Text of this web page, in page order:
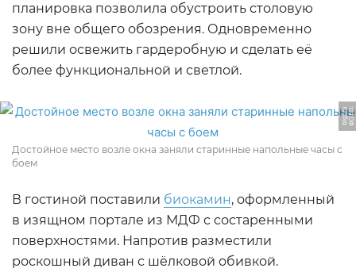
планировка позволила обустроить столовую
зону вне общего обозрения. Одновременно
решили освежить гардеробную и сделать её
более функциональной и светлой.
Ф
О
Т
О:
bl
gi.
r
u
Достойное место возле окна заняли старинные напольные часы с
боем
В гостиной поставили биокамин, оформленный
в изящном портале из МДФ с состаренными
поверхностями. Напротив разместили
роскошный диван с шёлковой обивкой.